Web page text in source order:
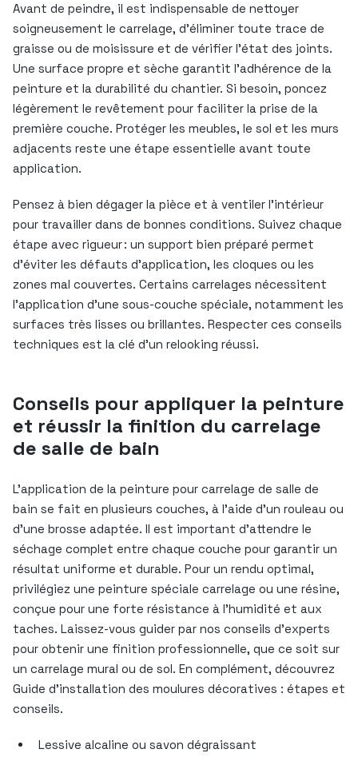
Avant de peindre, il est indispensable de nettoyer
soigneusement le carrelage, d’éliminer toute trace de
graisse ou de moisissure et de vérifier l’état des joints.
Une surface propre et sèche garantit l’adhérence de la
peinture et la durabilité du chantier. Si besoin, poncez
légèrement le revêtement pour faciliter la prise de la
première couche. Protéger les meubles, le sol et les murs
adjacents reste une étape essentielle avant toute
application.
Pensez à bien dégager la pièce et à ventiler l’intérieur
pour travailler dans de bonnes conditions. Suivez chaque
étape avec rigueur : un support bien préparé permet
d’éviter les défauts d’application, les cloques ou les
zones mal couvertes. Certains carrelages nécessitent
l’application d’une sous-couche spéciale, notamment les
surfaces très lisses ou brillantes. Respecter ces conseils
techniques est la clé d’un relooking réussi.
Conseils pour appliquer la peinture
et réussir la finition du carrelage
de salle de bain
L’application de la peinture pour carrelage de salle de
bain se fait en plusieurs couches, à l’aide d’un rouleau ou
d’une brosse adaptée. Il est important d’attendre le
séchage complet entre chaque couche pour garantir un
résultat uniforme et durable. Pour un rendu optimal,
privilégiez une peinture spéciale carrelage ou une résine,
conçue pour une forte résistance à l’humidité et aux
taches. Laissez-vous guider par nos conseils d’experts
pour obtenir une finition professionnelle, que ce soit sur
un carrelage mural ou de sol. En complément, découvrez
Guide d’installation des moulures décoratives : étapes et
conseils.
Lessive alcaline ou savon dégraissant